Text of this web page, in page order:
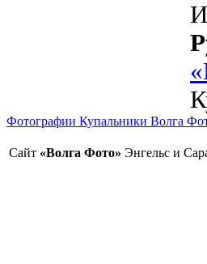
Фотографии Купальники Волга
Сайт «Волга Фото» Энгельс и